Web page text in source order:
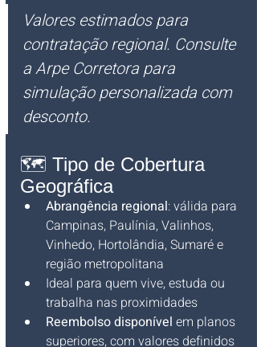
Valores estimados para
contratação regional. Consulte
a Arpe Corretora para
simulação personalizada com
desconto.
🗺️ Tipo de Cobertura
Geográfica
Abrangência regional: válida para
Campinas, Paulínia, Valinhos,
Vinhedo, Hortolândia, Sumaré e
região metropolitana
Ideal para quem vive, estuda ou
trabalha nas proximidades
Reembolso disponível em planos
superiores, com valores definidos